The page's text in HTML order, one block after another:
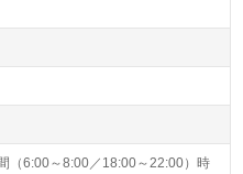
（6:00～8:00／18:00～22:00）時